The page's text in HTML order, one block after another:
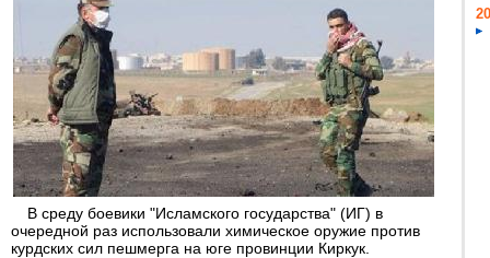
В среду боевики "Исламского государства" (ИГ) в
очередной раз использовали химическое оружие против
курдских сил пешмерга на юге провинции Киркук.